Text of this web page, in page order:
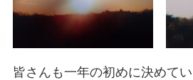
皆さんも一年の初めに決めて